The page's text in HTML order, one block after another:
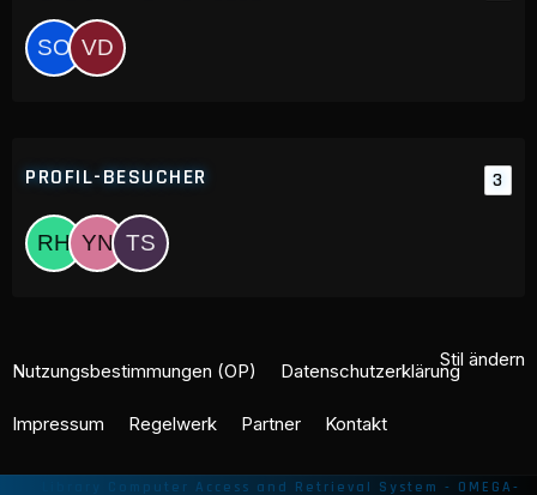
PROFIL-BESUCHER 3
Stil ändern
Nutzungsbestimmungen (OP) Datenschutzerklärung
Impressum Regelwerk Partner Kontakt